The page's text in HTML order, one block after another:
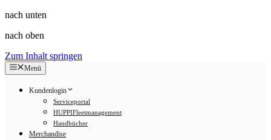
nach unten
nach oben
Zum Inhalt springen
Menü
Kundenlogin
Serviceportal
HUPPIFleetmanagement
Handbücher
Merchandise